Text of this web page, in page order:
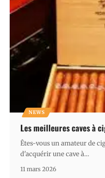
NEWS
Les meilleures caves à
Êtes-vous un amateur de
d'acquérir une cave à…
11 mars 2026